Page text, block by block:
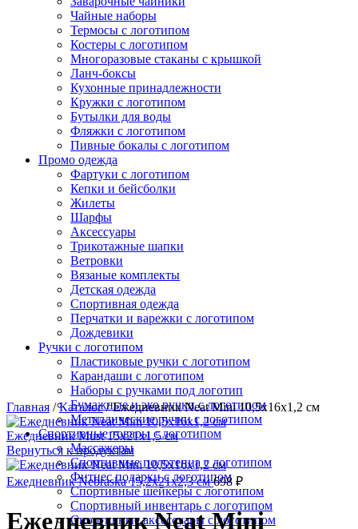
Чайные наборы
Термосы с логотипом
Костеры с логотипом
Многоразовые стаканы с крышкой
Ланч-боксы
Кухонные принадлежности
Кружки с логотипом
Бутылки для воды
Фляжки с логотипом
Пивные бокалы с логотипом
Промо одежда
Фартуки с логотипом
Кепки и бейсболки
Жилеты
Шарфы
Аксессуары
Трикотажные шапки
Ветровки
Вязаные комплекты
Детская одежда
Спортивная одежда
Перчатки и варежки с логотипом
Дождевики
Ручки с логотипом
Пластиковые ручки с логотипом
Карандаши с логотипом
Наборы с ручками под логотип
Бумажные и эко ручки с логотипом
Металлические ручки с логотипом
Спортивные товары с логотипом
Массажеры
Спортивные полотенца с логотипом
Фитнес подарки с логотипом
Спортивные шейкеры с логотипом
Спортивный инвентарь с логотипом
Спортивные аксессуары с логотипом
Нажмите, чтобы увеличить
Главная /Каталог/Ежедневник Neat Mini 10,5х16х1,2 см
Ежедневник Must 15х21х1,5 см
Вернуться к продуктам
Ежедневник Nebraska 15,2х21х2,3 см698 ₽
Ежедневник Neat Mini